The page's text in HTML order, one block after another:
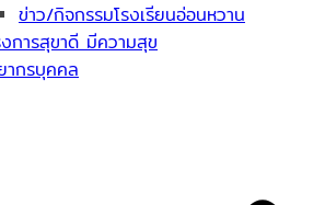
ข่าว/กิจกรรมโรงเรียนอ่อนหวาน
การสุขาดี มีความสุข
กรบุคคล